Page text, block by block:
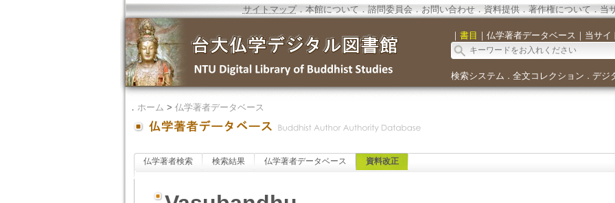
サイトマップ．本館について．諮問委員会． お問い合わせ． 資料提供．著作権について．当
｜ 書目 ｜ 仏学著者データベース ｜ 当サイ
検索システム ． 全文コレクション ． デジ
． ホーム > 仏学著者データベース
仏学著者検索 検索結果 仏学著者データベース 資料改正